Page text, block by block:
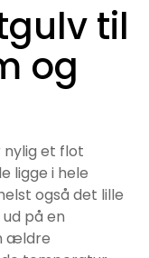
til
og
nylig et flot
ligge i hele
også det lille
på en
ældre